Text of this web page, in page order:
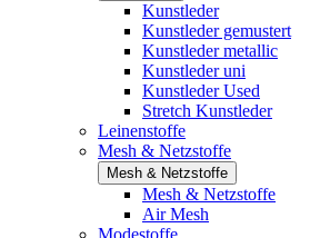
Kunstleder
Kunstleder gemustert
Kunstleder metallic
Kunstleder uni
Kunstleder Used
Stretch Kunstleder
Leinenstoffe
Mesh & Netzstoffe
Mesh & Netzstoffe
Mesh & Netzstoffe
Air Mesh
Modestoffe